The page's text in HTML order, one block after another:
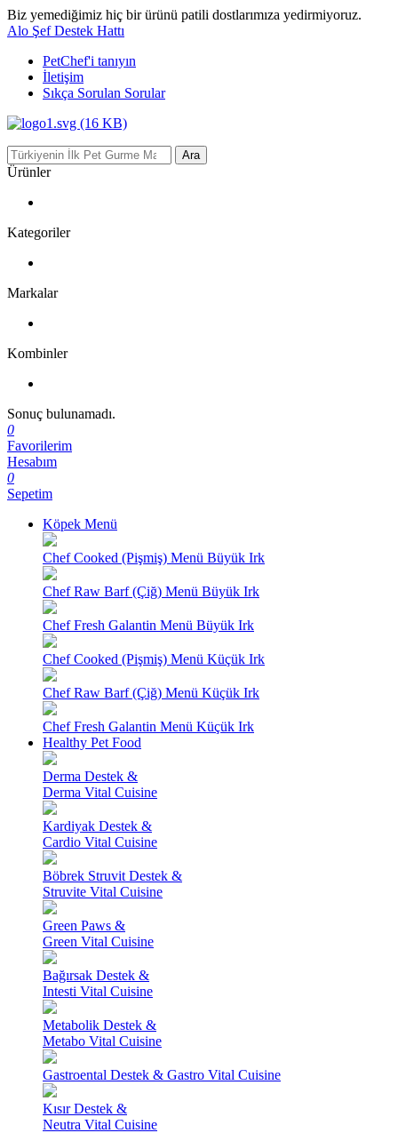
Biz yemediğimiz hiç bir ürünü patili dostlarımıza yedirmiyoruz.
Alo Şef Destek Hattı
PetChef'i tanıyın
İletişim
Sıkça Sorulan Sorular
Ara
Ürünler
Kategoriler
Markalar
Kombinler
Sonuç bulunamadı.
0
Favorilerim
Hesabım
0
Sepetim
Köpek Menü
Chef Cooked (Pişmiş) Menü Büyük Irk
Chef Raw Barf (Çiğ) Menü Büyük Irk
Chef Fresh Galantin Menü Büyük Irk
Chef Cooked (Pişmiş) Menü Küçük Irk
Chef Raw Barf (Çiğ) Menü Küçük Irk
Chef Fresh Galantin Menü Küçük Irk
Healthy Pet Food
Derma Destek &
Derma Vital Cuisine
Kardiyak Destek &
Cardio Vital Cuisine
Böbrek Struvit Destek &
Struvite Vital Cuisine
Green Paws &
Green Vital Cuisine
Bağırsak Destek &
Intesti Vital Cuisine
Metabolik Destek &
Metabo Vital Cuisine
Gastroental Destek & Gastro Vital Cuisine
Kısır Destek &
Neutra Vital Cuisine